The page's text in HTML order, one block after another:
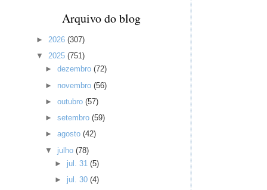
Arquivo do blog
► 2026 (307)
▼ 2025 (751)
►dezembro(72)
► novembro(56)
►outubro(57)
►setembro(59)
►agosto(42)
▼ julho(78)
► jul. 31 (5)
► jul. 30 (4)